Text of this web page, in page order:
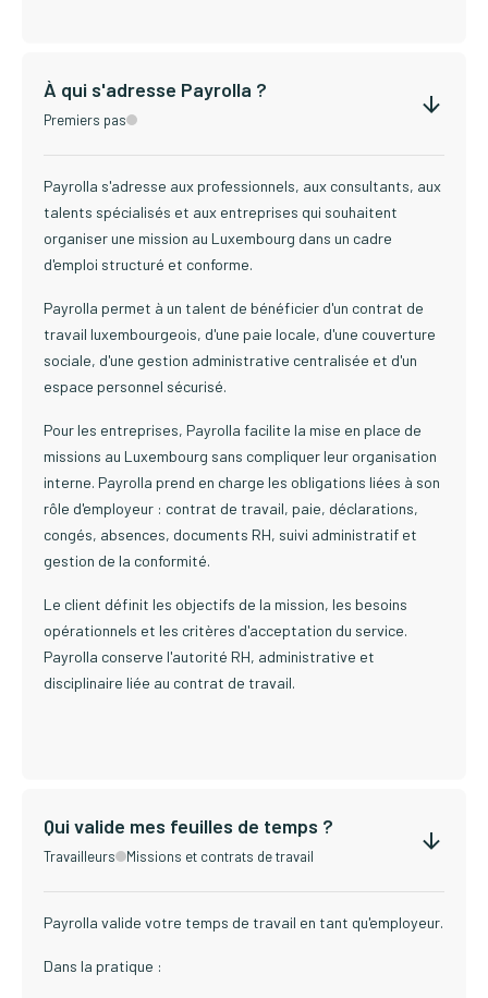
À qui s'adresse Payrolla ?
Premiers pas
Payrolla s'adresse aux professionnels, aux consultants, aux
talents spécialisés et aux entreprises qui souhaitent
organiser une mission au Luxembourg dans un cadre
d'emploi structuré et conforme.
Payrolla permet à un talent de bénéficier d'un contrat de
travail luxembourgeois, d'une paie locale, d'une couverture
sociale, d'une gestion administrative centralisée et d'un
espace personnel sécurisé.
Pour les entreprises, Payrolla facilite la mise en place de
missions au Luxembourg sans compliquer leur organisation
interne. Payrolla prend en charge les obligations liées à son
rôle d'employeur : contrat de travail, paie, déclarations,
congés, absences, documents RH, suivi administratif et
gestion de la conformité.
Le client définit les objectifs de la mission, les besoins
opérationnels et les critères d'acceptation du service.
Payrolla conserve l'autorité RH, administrative et
disciplinaire liée au contrat de travail.
Qui valide mes feuilles de temps ?
Travailleurs Missions et contrats de travail
Payrolla valide votre temps de travail en tant qu'employeur.
Dans la pratique :